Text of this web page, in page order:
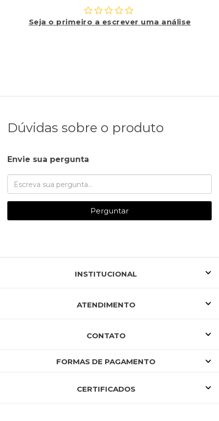
Seja o primeiro a escrever uma análise
Dúvidas sobre o produto
Envie sua pergunta
Perguntar
INSTITUCIONAL
ATENDIMENTO
CONTATO
FORMAS DE PAGAMENTO
CERTIFICADOS